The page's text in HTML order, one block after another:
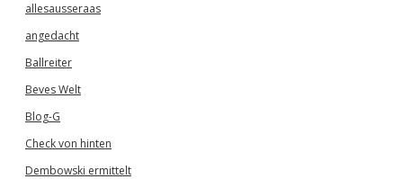
allesausseraas
angedacht
Ballreiter
Beves Welt
Blog-G
Check von hinten
Dembowski ermittelt